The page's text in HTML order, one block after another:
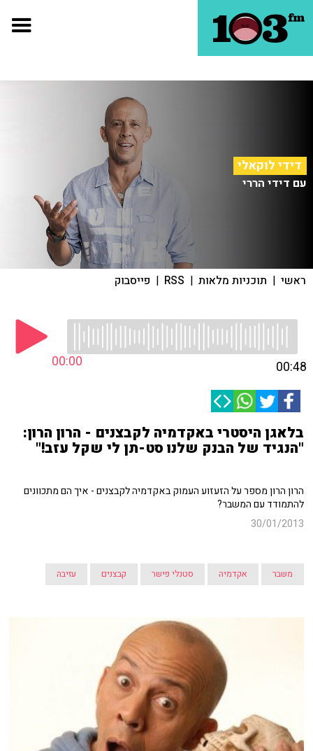
דידי לוקאלי
עם דידי הררי
ראשי | תוכניות מלאות |
RSS
| פייסבוק
00:00 00:48
בלאגן היסטרי באקדמיה לקבצנים - הרון הרון:
"הנגיד של הבנק שלנו סט-תן לי שקל עזב!"
הרון הרון מספר על הזעזוע העמוק באקדמיה לקבצנים - איך הם מתכוונים
להתמודד עם המשבר?
30/01/2013
משבר אקדמיה סטנלי פישר קבצנים עזיבה